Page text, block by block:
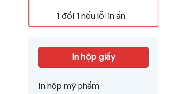
1 đổi 1 nếu lỗi in ấn
In hộp giấy
In hộp mỹ phẩm